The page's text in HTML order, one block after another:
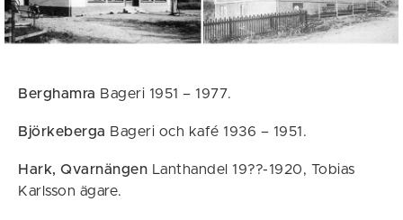
Berghamra Bageri 1951 – 1977.
Björkeberga Bageri och kafé 1936 – 1951.
Hark, Qvarnängen Lanthandel 19??-1920, Tobias
Karlsson ägare.